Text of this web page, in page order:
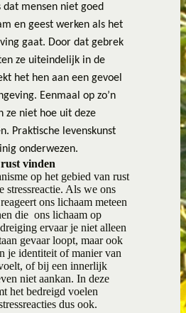
mensen niet goed
en geest werken als het
gaat. Door dat gebrek
ze uiteindelijk in de
het hen aan een gevoel
Eenmaal op zo’n
ze niet hoe uit deze
Praktische levenskunst
onderwezen.
vinden
op het gebied van rust
stressreactie. Als we ons
ons lichaam meteen
die ons lichaam op
ervaar je niet alleen
gevaar loopt, maar ook
je identiteit of manier van
of bij een innerlijk
niet aankan. In deze
het bedreigd voelen
dus ook.